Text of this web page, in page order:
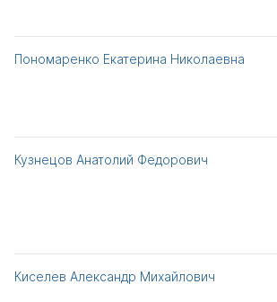
Пономаренко Екатерина Николаевна
Кузнецов Анатолий Федорович
Киселев Александр Михайлович